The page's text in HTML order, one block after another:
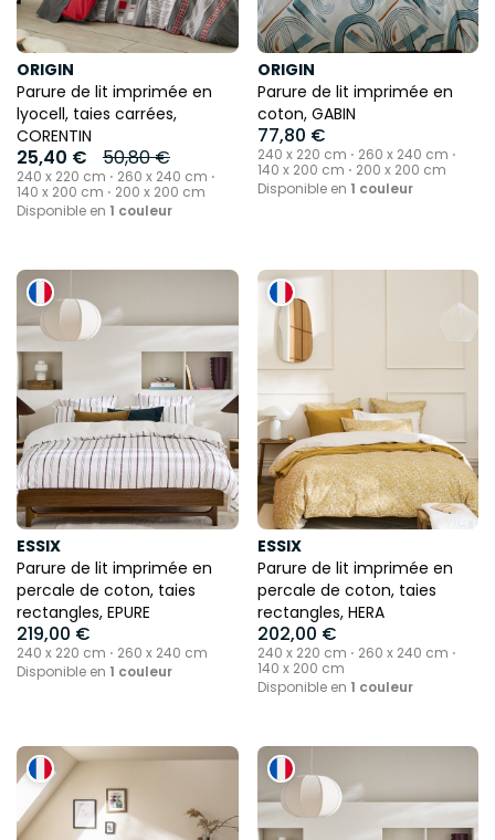
ORIGIN
Parure de lit imprimée en
lyocell, taies carrées,
CORENTIN
25,40 € 50,80 €
240 x 220 cm ⋅ 260 x 240 cm ⋅
140 x 200 cm ⋅ 200 x 200 cm
Disponible en 1 couleur
ORIGIN
Parure de lit imprimée en
coton, GABIN
77,80 €
240 x 220 cm ⋅ 260 x 240 cm ⋅
140 x 200 cm ⋅ 200 x 200 cm
Disponible en 1 couleur
ESSIX
Parure de lit imprimée en
percale de coton, taies
rectangles, EPURE
219,00 €
240 x 220 cm ⋅ 260 x 240 cm
Disponible en 1 couleur
ESSIX
Parure de lit imprimée en
percale de coton, taies
rectangles, HERA
202,00 €
240 x 220 cm ⋅ 260 x 240 cm ⋅
140 x 200 cm
Disponible en 1 couleur